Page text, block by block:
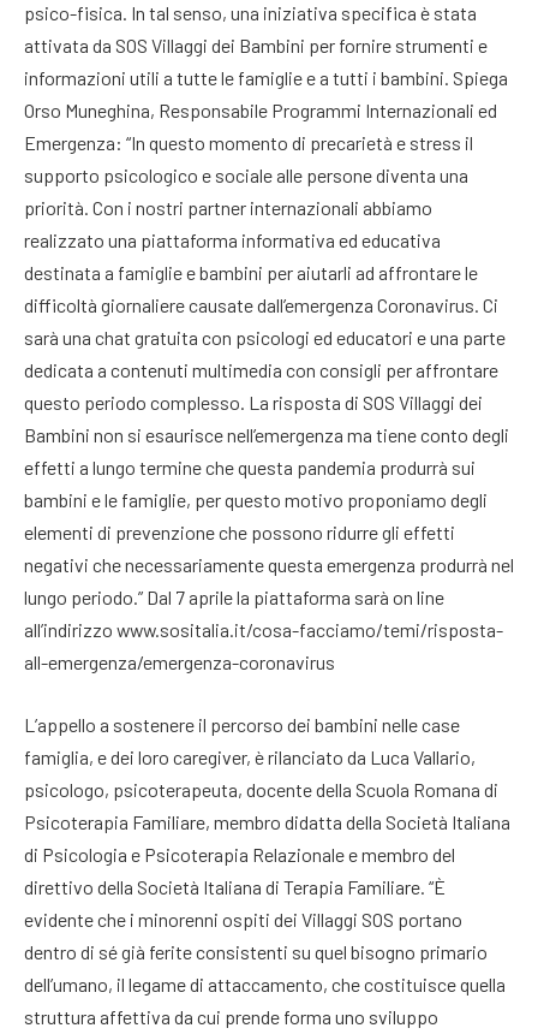
psico-fisica. In tal senso, una iniziativa specifica è stata
attivata da SOS Villaggi dei Bambini per fornire strumenti e
informazioni utili a tutte le famiglie e a tutti i bambini. Spiega
Orso Muneghina, Responsabile Programmi Internazionali ed
Emergenza: “In questo momento di precarietà e stress il
supporto psicologico e sociale alle persone diventa una
priorità. Con i nostri partner internazionali abbiamo
realizzato una piattaforma informativa ed educativa
destinata a famiglie e bambini per aiutarli ad affrontare le
difficoltà giornaliere causate dall’emergenza Coronavirus. Ci
sarà una chat gratuita con psicologi ed educatori e una parte
dedicata a contenuti multimedia con consigli per affrontare
questo periodo complesso. La risposta di SOS Villaggi dei
Bambini non si esaurisce nell’emergenza ma tiene conto degli
effetti a lungo termine che questa pandemia produrrà sui
bambini e le famiglie, per questo motivo proponiamo degli
elementi di prevenzione che possono ridurre gli effetti
negativi che necessariamente questa emergenza produrrà nel
lungo periodo.” Dal 7 aprile la piattaforma sarà on line
all’indirizzo www.sositalia.it/cosa-facciamo/temi/risposta-
all-emergenza/emergenza-coronavirus
L’appello a sostenere il percorso dei bambini nelle case
famiglia, e dei loro caregiver, è rilanciato da Luca Vallario,
psicologo, psicoterapeuta, docente della Scuola Romana di
Psicoterapia Familiare, membro didatta della Società Italiana
di Psicologia e Psicoterapia Relazionale e membro del
direttivo della Società Italiana di Terapia Familiare. “È
evidente che i minorenni ospiti dei Villaggi SOS portano
dentro di sé già ferite consistenti su quel bisogno primario
dell’umano, il legame di attaccamento, che costituisce quella
struttura affettiva da cui prende forma uno sviluppo